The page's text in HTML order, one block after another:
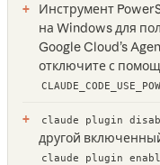
Инструмент
на Windows для
Google Cloud’s
отключите с
claude plugin
другой
claude plugin